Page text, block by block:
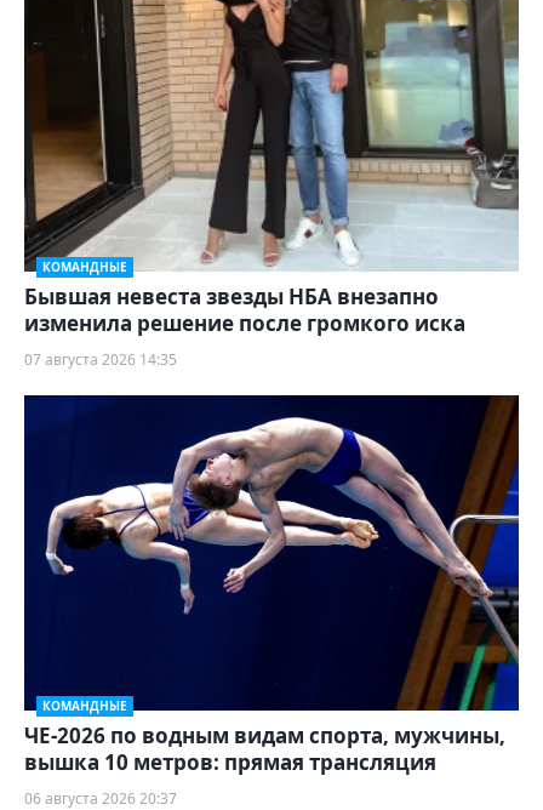
КОМАНДНЫЕ
Бывшая невеста звезды НБА внезапно
изменила решение после громкого иска
07 августа 2026 14:35
КОМАНДНЫЕ
ЧЕ-2026 по водным видам спорта, мужчины,
вышка 10 метров: прямая трансляция
06 августа 2026 20:37